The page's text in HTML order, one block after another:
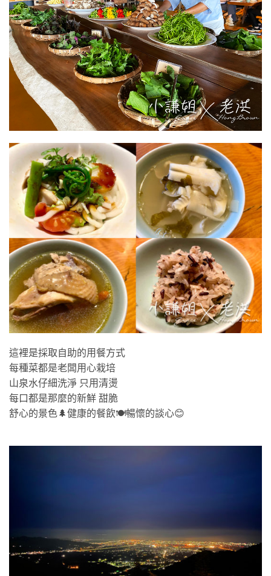
這裡是採取自助的用餐方式
每種菜都是老闆用心栽培
山泉水仔細洗淨 只用清燙
每口都是那麼的新鮮 甜脆
舒心的景色🌲健康的餐飲🍽暢懷的談心😊